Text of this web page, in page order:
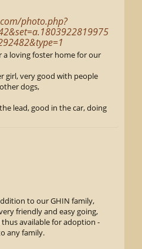
photo.php?
a loving foster home for our
girl, very good with people
dogs,
lead, good in the car, doing
to our GHIN family,
friendly and easy going,
available for adoption -
any family.